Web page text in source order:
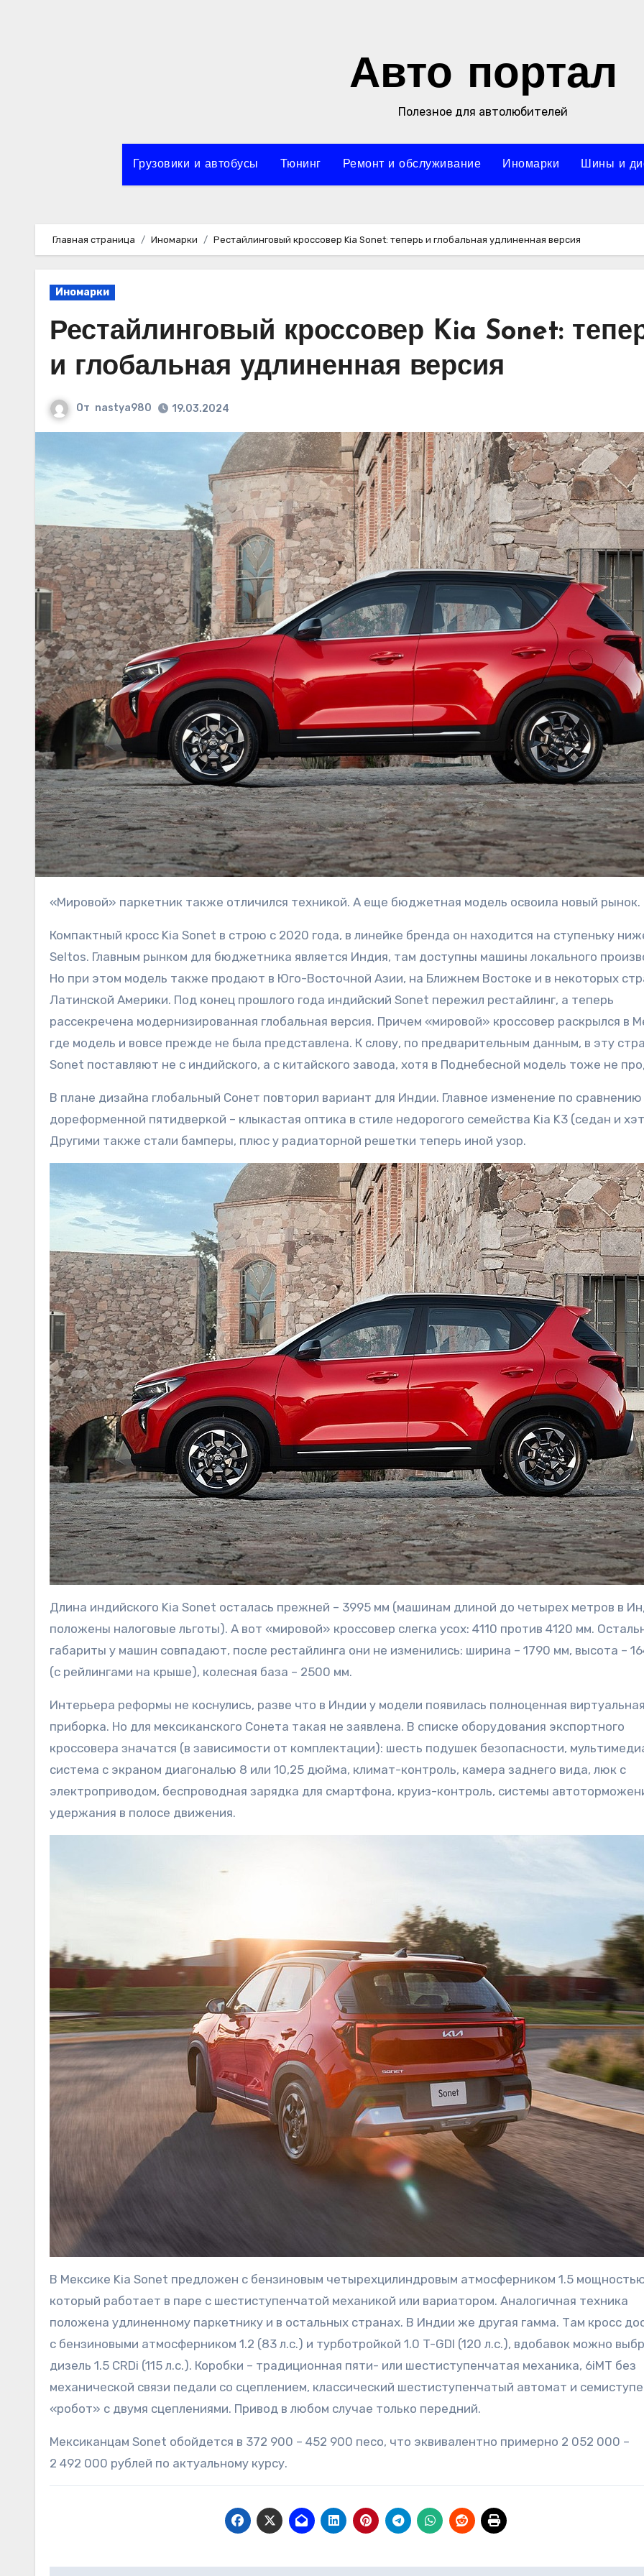
Авто портал
Полезное для автолюбителей
Грузовики и автобусы Тюнинг Ремонт и обслуживание Иномарки Шины и
Главная страница Иномарки Рестайлинговый кроссовер Kia Sonet: теперь и глобальная удлиненная версия
Иномарки
Рестайлинговый кроссовер Kia Sonet:
и глобальная удлиненная версия
От nastya980 19.03.2024
«Мировой» паркетник также отличился техникой. А еще бюджетная модель освоила новый рынок.
Компактный кросс Kia Sonet в строю с 2020 года, в линейке бренда он находится на ступеньку
Seltos. Главным рынком для бюджетника является Индия, там доступны машины локального
Но при этом модель также продают в Юго-Восточной Азии, на Ближнем Востоке и в некоторых
Латинской Америки. Под конец прошлого года индийский Sonet пережил рестайлинг, а теперь
рассекречена модернизированная глобальная версия. Причем «мировой» кроссовер раскрылся в
где модель и вовсе прежде не была представлена. К слову, по предварительным данным, в эту
Sonet поставляют не с индийского, а с китайского завода, хотя в Поднебесной модель тоже не
В плане дизайна глобальный Сонет повторил вариант для Индии. Главное изменение по сравнению
дореформенной пятидверкой – клыкастая оптика в стиле недорогого семейства Kia K3 (седан и
Другими также стали бамперы, плюс у радиаторной решетки теперь иной узор.
Длина индийского Kia Sonet осталась прежней – 3995 мм (машинам длиной до четырех метров в
положены налоговые льготы). А вот «мировой» кроссовер слегка усох: 4110 против 4120 мм.
габариты у машин совпадают, после рестайлинга они не изменились: ширина – 1790 мм, высота –
(с рейлингами на крыше), колесная база – 2500 мм.
Интерьера реформы не коснулись, разве что в Индии у модели появилась полноценная
приборка. Но для мексиканского Сонета такая не заявлена. В списке оборудования экспортного
кроссовера значатся (в зависимости от комплектации): шесть подушек безопасности,
система с экраном диагональю 8 или 10,25 дюйма, климат-контроль, камера заднего вида, люк с
электроприводом, беспроводная зарядка для смартфона, круиз-контроль, системы
удержания в полосе движения.
В Мексике Kia Sonet предложен с бензиновым четырехцилиндровым атмосферником 1.5 мощностью
который работает в паре с шестиступенчатой механикой или вариатором. Аналогичная техника
положена удлиненному паркетнику и в остальных странах. В Индии же другая гамма. Там кросс
с бензиновыми атмосферником 1.2 (83 л.с.) и турботройкой 1.0 T-GDI (120 л.с.), вдобавок можно
дизель 1.5 CRDi (115 л.с.). Коробки – традиционная пяти- или шестиступенчатая механика, 6iMT без
механической связи педали со сцеплением, классический шестиступенчатый автомат и
«робот» с двумя сцеплениями. Привод в любом случае только передний.
Мексиканцам Sonet обойдется в 372 900 – 452 900 песо, что эквивалентно примерно 2 052 000 –
2 492 000 рублей по актуальному курсу.